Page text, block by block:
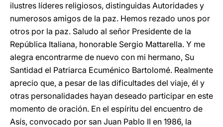
ilustres líderes religiosos, distinguidas Autoridades y
numerosos amigos de la paz. Hemos rezado unos por
otros por la paz. Saludo al señor Presidente de la
República Italiana, honorable Sergio Mattarella. Y me
alegra encontrarme de nuevo con mi hermano, Su
Santidad el Patriarca Ecuménico Bartolomé. Realmente
aprecio que, a pesar de las dificultades del viaje, él y
otras personalidades hayan deseado participar en este
momento de oración. En el espíritu del encuentro de
Asís, convocado por san Juan Pablo II en 1986, la